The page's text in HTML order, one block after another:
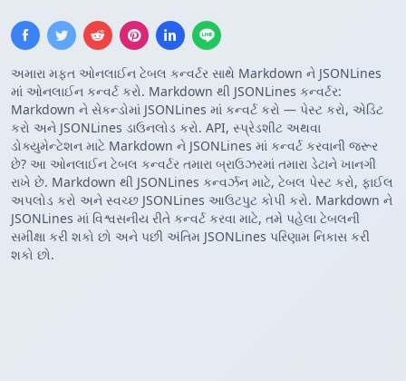
અમારા મફત ઓનલાઈન ટેબલ કન્વર્ટર સાથે Markdown ને JSONLines
માં ઓનલાઈન કન્વર્ટ કરો. Markdown થી JSONLines કન્વર્ટર:
Markdown ને સેકન્ડોમાં JSONLines માં કન્વર્ટ કરો — પેસ્ટ કરો, એડિટ
કરો અને JSONLines ડાઉનલોડ કરો. API, સ્પ્રેડશીટ અથવા
ડોક્યુમેન્ટેશન માટે Markdown ને JSONLines માં કન્વર્ટ કરવાની જરૂર
છે? આ ઓનલાઈન ટેબલ કન્વર્ટર તમારા બ્રાઉઝરમાં તમારા ડેટાને ખાનગી
રાખે છે. Markdown થી JSONLines કન્વર્ઝન માટે, ટેબલ પેસ્ટ કરો, ફાઈલ
અપલોડ કરો અને સ્વચ્છ JSONLines આઉટપુટ કોપી કરો. Markdown ને
JSONLines માં વિશ્વસનીય રીતે કન્વર્ટ કરવા માટે, તમે પહેલા ટેબલની
સમીક્ષા કરી શકો છો અને પછી અંતિમ JSONLines પરિણામ નિકાસ કરી
શકો છો.